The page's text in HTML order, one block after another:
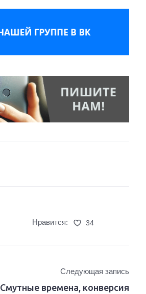
Нравится: 34
Следующая запись
Смутные времена, конверсия